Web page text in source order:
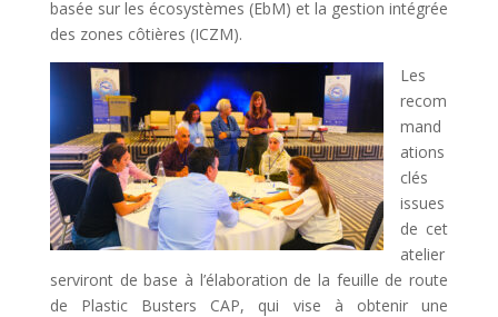
basée sur les écosystèmes (EbM) et la gestion intégrée
des zones côtières (ICZM).
Les
recom
mand
ations
clés
issues
de cet
atelier
serviront de base à l’élaboration de la feuille de route
de Plastic Busters CAP, qui vise à obtenir une